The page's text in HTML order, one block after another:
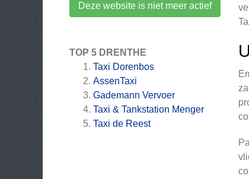
Deze website is niet meer actief
TOP 5 DRENTHE
Taxi Dorenbos
AssenTaxi
Gademann Vervoer
Taxi & Tankstation Menger
Taxi de Reest